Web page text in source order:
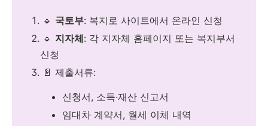
🔹 국토부: 복지로 사이트에서 온라인 신청
🔹 지자체: 각 지자체 홈페이지 또는 복지부서
신청
📄 제출서류:
신청서, 소득·재산 신고서
임대차 계약서, 월세 이체 내역